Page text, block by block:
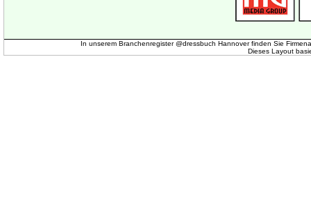
In unserem Branchenregister @dressbuch Hannover finden Sie
Dieses Layout